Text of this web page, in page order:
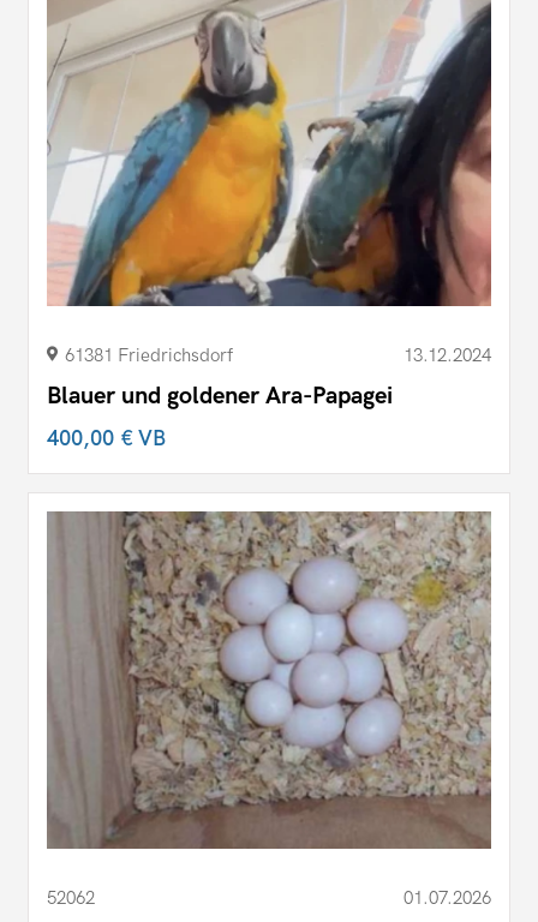
61381 Friedrichsdorf 13.12.2024
Blauer und goldener Ara-Papagei
400,00 €VB
52062 01.07.2026